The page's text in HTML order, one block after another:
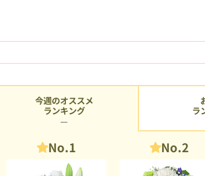
今週のオススメ
ランキング
No.1 No.2
ラ